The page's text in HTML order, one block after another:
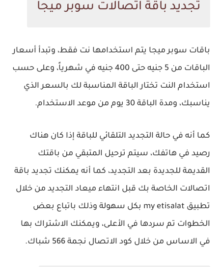
تجديد باقة اتصالات سوبر ميجا
باقات سوبر ميجا يتم استخدامها نت فقط، وتبدأ أسعار
الباقات من 5 جنيه حتى 400 جنيه في شهرياً، وعلى حسب
استخدام النت تختار الباقة المناسبة لك بالسعر الذي
يناسبك، ومدة الباقة 30 يوم من موعد الاستخدام.
كما أنه في حالة التجديد التلقائي للباقة إذا كان هناك
رصيد في هاتفك، سيتم ترحيل المتبقي من باقتك
القديمة للجديدة بعد التجديد، كما أنه يمكنك تجديد باقة
اتصالات الخاصة بك قبل انتهاء ميعاد التجديد من خلال
تطبيق my etisalat بكل سهولة وذلك باتباع بعض
الخطوات تم سردها في الأعلى، ويمكنك الاشتراك بها
في الاساس من خلال كود الاتصال نجمة 566 شباك.